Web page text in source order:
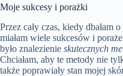
Moje sukcesy i porażki
Przez cały czas, kiedy dbałam o
miałam wiele sukcesów i
było znalezienie skutecznych
Chciałam, aby te metody nie
także poprawiały stan mojej